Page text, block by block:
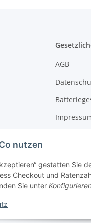
nutzen
gestatten Sie
Checkout und
Sie unter Konfigurieren
AGB